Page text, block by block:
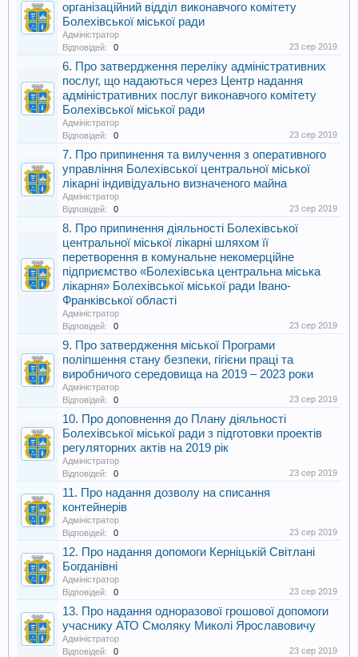
організаційний відділ виконавчого комітету
Болехівської міської ради
Адміністратор
Відповідей:
0 23 сер 2019
6. Про затвердження переліку адміністративних
послуг, що надаються через Центр надання
адміністративних послуг виконавчого комітету
Болехівської міської ради
Адміністратор
Відповідей:
0 23 сер 2019
7. Про припинення та вилучення з оперативного
управління Болехівської центральної міської
лікарні індивідуально визначеного майна
Адміністратор
Відповідей:
0 23 сер 2019
8. Про припинення діяльності Болехівської
центральної міської лікарні шляхом її
перетворення в комунальне некомерційне
підприємство «Болехівська центральна міська
лікарня» Болехівської міської ради Івано-
Франківської області
Адміністратор
Відповідей:
0 23 сер 2019
9. Про затвердження міської Програми
поліпшення стану безпеки, гігієни праці та
виробничого середовища на 2019 – 2023 роки
Адміністратор
Відповідей:
0 23 сер 2019
10. Про доповнення до Плану діяльності
Болехівської міської ради з підготовки проектів
регуляторних актів на 2019 рік
Адміністратор
Відповідей:
0 23 сер 2019
11. Про надання дозволу на списання
контейнерів
Адміністратор
Відповідей:
0 23 сер 2019
12. Про надання допомоги Керніцькій Світлані
Богданівні
Адміністратор
Відповідей:
0 23 сер 2019
13. Про надання одноразової грошової допомоги
учаснику АТО Смоляку Миколі Ярославовичу
Адміністратор
Відповідей:
0 23 сер 2019